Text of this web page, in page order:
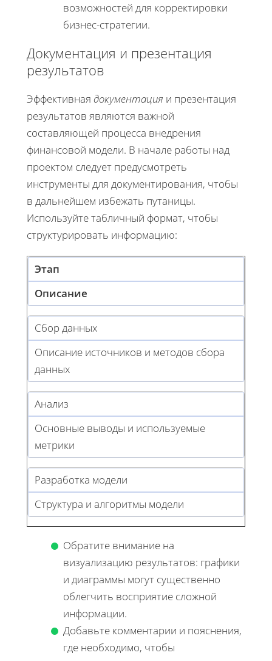
возможностей для корректировки
бизнес-стратегии.
Документация и презентация
результатов
Эффективная документация и презентация
результатов являются важной
составляющей процесса внедрения
финансовой модели. В начале работы над
проектом следует предусмотреть
инструменты для документирования, чтобы
в дальнейшем избежать путаницы.
Используйте табличный формат, чтобы
структурировать информацию:
Этап
Описание
Сбор данных
Описание источников и методов сбора
данных
Анализ
Основные выводы и используемые
метрики
Разработка модели
Структура и алгоритмы модели
Обратите внимание на
визуализацию результатов: графики
и диаграммы могут существенно
облегчить восприятие сложной
информации.
Добавьте комментарии и пояснения,
где необходимо, чтобы